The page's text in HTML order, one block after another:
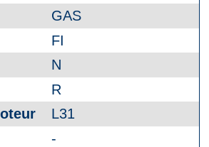
GAS
FI
N
R
L31
-